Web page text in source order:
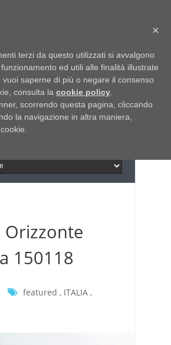
n.1 del lavoro
Orizzonte
150118
featured , ITALIA,
×
terzi da questo utilizzati si avvalgono
ed utili alle finalità illustrate
vuoi saperne di più o negare il consenso
consulta la cookie policy
scorrendo questa pagina, cliccando
la navigazione in altra maniera,